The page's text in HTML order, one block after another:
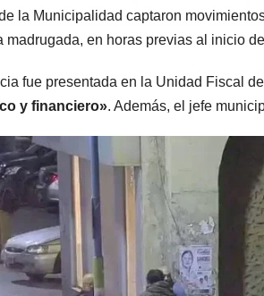
la Municipalidad captaron
madrugada, en horas previas al inicio
fue presentada en la Unidad Fiscal
y financiero». Además, el jefe